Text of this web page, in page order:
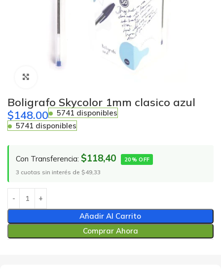
Boligrafo Skycolor 1mm clasico azul
$148.00
5741 disponibles
5741 disponibles
Con Transferencia: $118,40 20% OFF
3 cuotas sin interés de $49,33
Añadir Al Carrito
Comprar Ahora